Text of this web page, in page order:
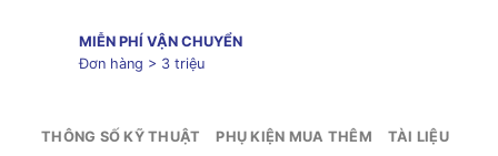
MIỄN PHÍ VẬN CHUYỂN
Đơn hàng > 3 triệu
THÔNG SỐ KỸ THUẬT PHỤ KIỆN MUA THÊM TÀI LIỆU